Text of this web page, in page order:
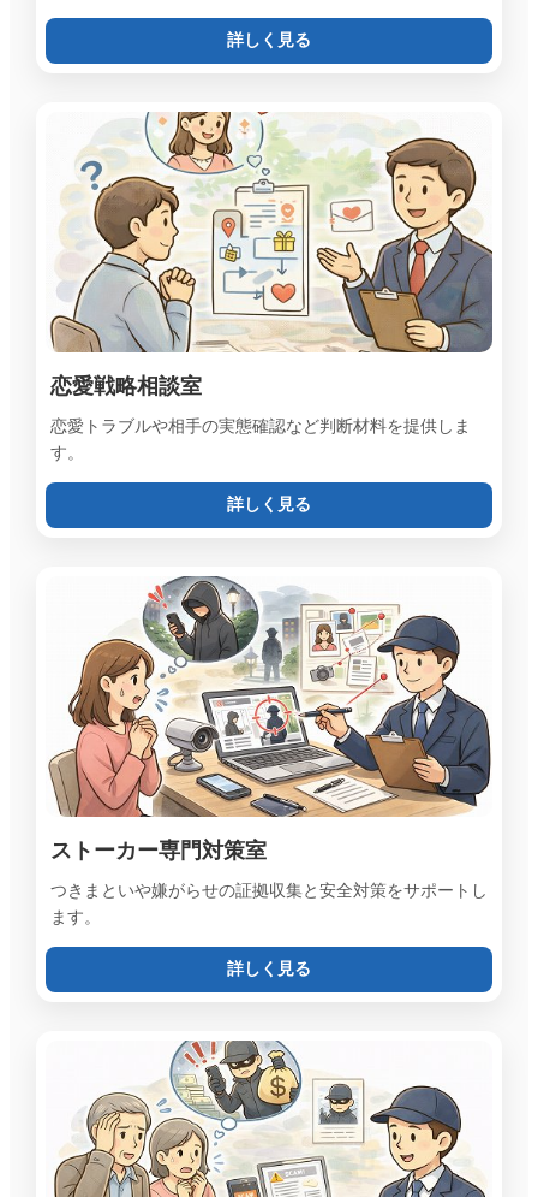
詳しく見る
恋愛戦略相談室
恋愛トラブルや相手の実態確認など判断材料を提供しま
す。
詳しく見る
ストーカー専門対策室
つきまといや嫌がらせの証拠収集と安全対策をサポートし
ます。
詳しく見る